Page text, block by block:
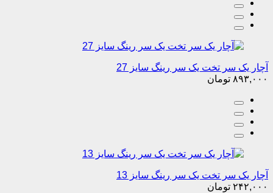
آچار یک سر تخت یک سر رینگ سایز 27
۸۹۳,۰۰۰ تومان
آچار یک سر تخت یک سر رینگ سایز 13
۲۴۲,۰۰۰ تومان